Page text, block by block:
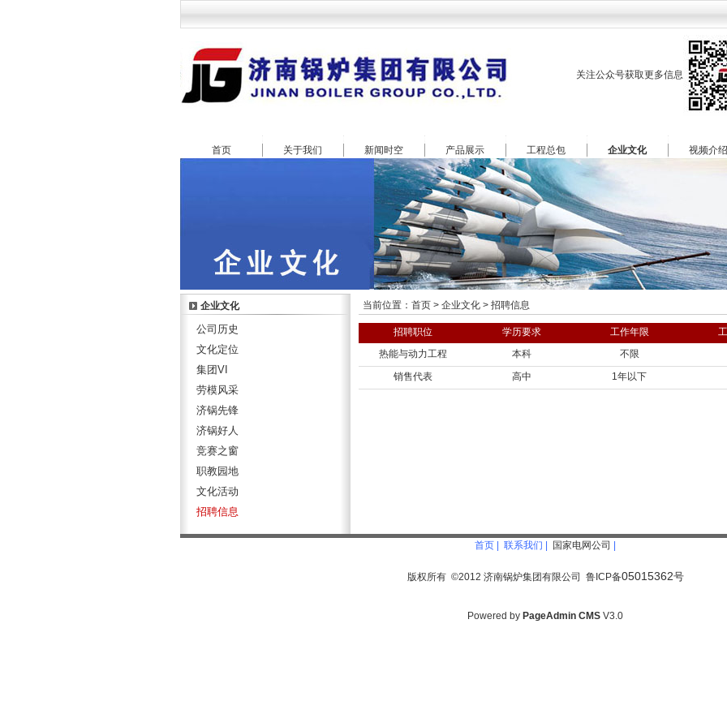
关注公众号获取更多信息
首页 关于我们 新闻时空 产品展示 工程总包 企业文化 视频介绍
企业文化
公司历史
文化定位
集团VI
劳模风采
济锅先锋
济锅好人
竞赛之窗
职教园地
文化活动
招聘信息
当前位置： 首页 > 企业文化 > 招聘信息
招聘职位 学历要求 工作年限
热能与动力工程
本科
不限
销售代表
高中 1年以下
首页 联系我们 国家电网公司
版权所有 ©2012 济南锅炉集团有限公司 鲁ICP备05015362号
Powered by PageAdmin CMS V3.0